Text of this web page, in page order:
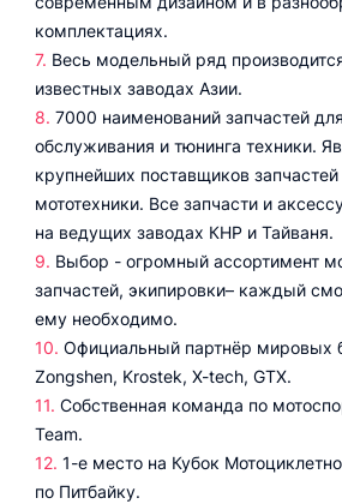
комплектациях.
Весь модельный ряд
известных заводах Азии.
7000 наименований запчастей
обслуживания и тюнинга техники.
крупнейших поставщиков
мототехники. Все запчасти и
на ведущих заводах КНР и Тайваня.
Выбор - огромный ассортимент
запчастей, экипировки– каждый
ему необходимо.
Официальный партнёр мировых
Zongshen, Krostek, X-tech, GTX.
Собственная команда по
Team.
1-е место на Кубок
по Питбайку.